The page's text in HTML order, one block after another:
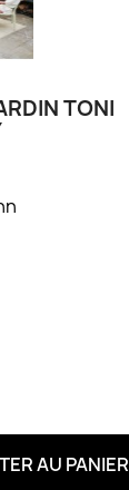
TONI
AU PANIER